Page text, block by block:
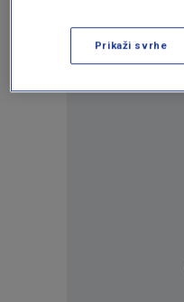
Prikaži svrhe